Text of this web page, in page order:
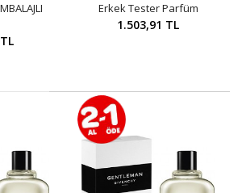
Erkek Tester Parfüm
1.503,91 TL